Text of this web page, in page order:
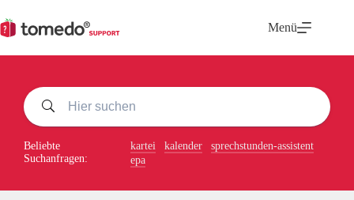
Inhalt
springen
Menü
Beliebte
Suchanfragen:
kartei kalender
sprechstunden-assistent
epa